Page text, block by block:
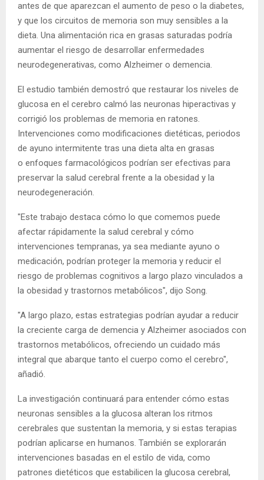
antes de que aparezcan el aumento de peso o la diabetes,
y que los circuitos de memoria son muy sensibles a la
dieta. Una alimentación rica en grasas saturadas podría
aumentar el riesgo de desarrollar enfermedades
neurodegenerativas, como Alzheimer o demencia.
El estudio también demostró que restaurar los niveles de
glucosa en el cerebro calmó las neuronas hiperactivas y
corrigió los problemas de memoria en ratones.
Intervenciones como modificaciones dietéticas, periodos
de ayuno intermitente tras una dieta alta en grasas
o enfoques farmacológicos podrían ser efectivas para
preservar la salud cerebral frente a la obesidad y la
neurodegeneración.
"Este trabajo destaca cómo lo que comemos puede
afectar rápidamente la salud cerebral y cómo
intervenciones tempranas, ya sea mediante ayuno o
medicación, podrían proteger la memoria y reducir el
riesgo de problemas cognitivos a largo plazo vinculados a
la obesidad y trastornos metabólicos", dijo Song.
"A largo plazo, estas estrategias podrían ayudar a reducir
la creciente carga de demencia y Alzheimer asociados con
trastornos metabólicos, ofreciendo un cuidado más
integral que abarque tanto el cuerpo como el cerebro",
añadió.
La investigación continuará para entender cómo estas
neuronas sensibles a la glucosa alteran los ritmos
cerebrales que sustentan la memoria, y si estas terapias
podrían aplicarse en humanos. También se explorarán
intervenciones basadas en el estilo de vida, como
patrones dietéticos que estabilicen la glucosa cerebral,